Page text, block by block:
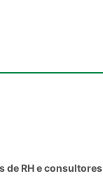
de RH e consultores